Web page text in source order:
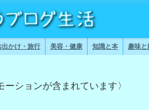
出かけ・旅行 美容・健康 知識と本 趣味と
ーションが含まれています〉